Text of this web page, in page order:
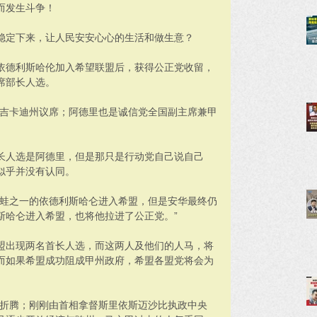
生斗争！
下来，让人民安安心心的生活和做生意？
利斯哈伦加入希望联盟后，获得公正党收留，
长人选。
卡迪州议席；阿德里也是诚信党全国副主席兼甲
选是阿德里，但是那只是行动党自己说自己
并没有认同。
之一的依德利斯哈仑进入希盟，但是安华最终仍
仑进入希盟，也将他拉进了公正党。”
现两名首长人选，而这两人及他们的人马，将
果希盟成功阻成甲州政府，希盟各盟党将会为
腾；刚刚由首相拿督斯里依斯迈沙比执政中央